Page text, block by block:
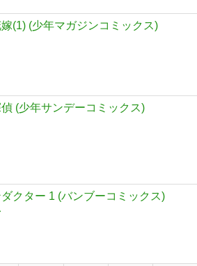
(1) (少年マガジンコミックス)
(少年サンデーコミックス)
クター 1 (バンブーコミックス)